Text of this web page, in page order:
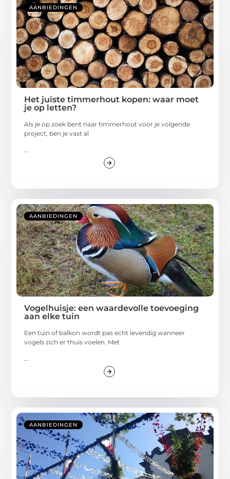
AANBIEDINGEN
Het juiste timmerhout kopen: waar moet
je op letten?
Als je op zoek bent naar timmerhout voor je volgende
project, ben je vast al
...
AANBIEDINGEN
Vogelhuisje: een waardevolle toevoeging
aan elke tuin
Een tuin of balkon wordt pas echt levendig wanneer
vogels zich er thuis voelen. Met
...
AANBIEDINGEN